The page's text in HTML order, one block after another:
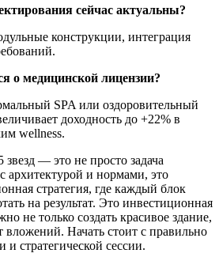
сейчас актуальны?
конструкции, интеграция
о медицинской лицензии?
SPA или оздоровительный
доходность до +22% в
wellness.
— это не просто задача
архитектурой и нормами, это
стратегия, где каждый блок
на результат. Это инвестиционная
не только создать красивое здание,
вложений. Начать стоит с правильно
стратегической сессии.